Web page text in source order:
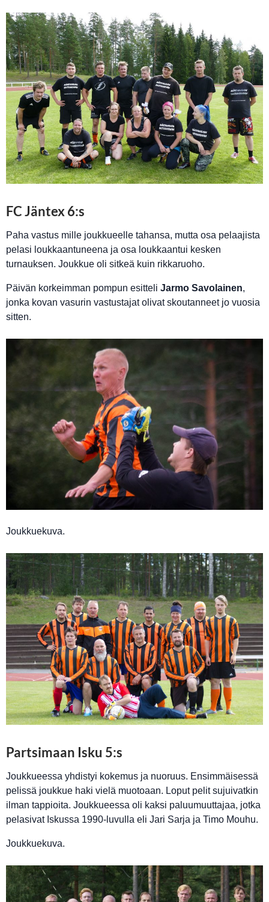
FC Jäntex 6:s
Paha vastus mille joukkueelle tahansa, mutta osa pelaajista
pelasi loukkaantuneena ja osa loukkaantui kesken
turnauksen. Joukkue oli sitkeä kuin rikkaruoho.
Päivän korkeimman pompun esitteli Jarmo Savolainen,
jonka kovan vasurin vastustajat olivat skoutanneet jo vuosia
sitten.
Joukkuekuva.
Partsimaan Isku 5:s
Joukkueessa yhdistyi kokemus ja nuoruus. Ensimmäisessä
pelissä joukkue haki vielä muotoaan. Loput pelit sujuivatkin
ilman tappioita. Joukkueessa oli kaksi paluumuuttajaa, jotka
pelasivat Iskussa 1990-luvulla eli Jari Sarja ja Timo Mouhu.
Joukkuekuva.